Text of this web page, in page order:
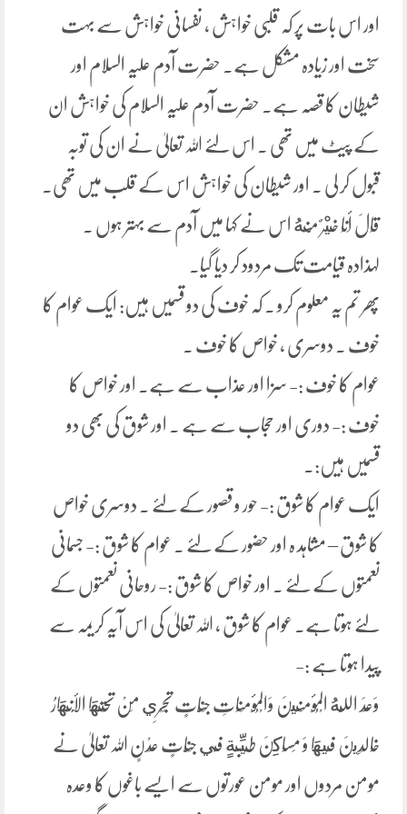
اور اس بات پر کہ قلبی خواہش ، نفسانی خواہش سے بہت
سخت اور زیادہ مشکل ہے۔ حضرت آدم علیہ السلام اور
شیطان کا قصہ ہے۔ حضرت آدم علیہ السلام کی خواہش ان
کے پیٹ میں تھی ۔ اس لئے اللہ تعالیٰ نے ان کی توبہ
قبول کر لی ۔ اور شیطان کی خواہش اس کے قلب میں تھی۔
قَالَ أَنَا خَيْرٌ مِّنْهُ اس نے کہا میں آدم سے بہتر ہوں ۔
لہذادہ قیامت تک مردود کر دیا گیا۔
پھر تم یہ معلوم کرو ۔ کہ خوف کی دو قسمیں ہیں: ایک عوام کا
خوف ۔ دوسری ، خواص کا خوف ۔
عوام کا خوف :- سزا اور عذاب سے ہے۔ اور خواص کا
خوف :- دوری اور حجاب سے ہے ۔ اور شوق کی بھی دو
قسمیں ہیں:۔
ایک عوام کا شوق :- حور و قصور کے لئے ۔ دوسری خواص
کا شوق – مشاہد ہ اور حضور کے لئے ۔ عوام کا شوق :- جسمانی
نعمتوں کے لئے ۔ اور خواص کا شوق :- روحانی نعمتوں کے
لئے ہوتا ہے۔ عوام کا شوق ، اللہ تعالیٰ کی اس آیہ کریمہ سے
پیدا ہوتا ہے :-
وَعَدَ اللَّهُ الْمُؤْمِنِينَ وَالْمُؤْمِنَاتِ جَنَّاتٍ تَجْرِي مِنْ تَحْتِهَا الْأَنْهَارُ
خَالِدِينَ فِيهَا وَ مَسَاكِنَ طَيِّبَةٍ فِي جَنَّاتٍ عَدْنٍ اللہ تعالیٰ نے
مومن مردوں اور مومن عورتوں سے ایسے باغوں کا وعدہ